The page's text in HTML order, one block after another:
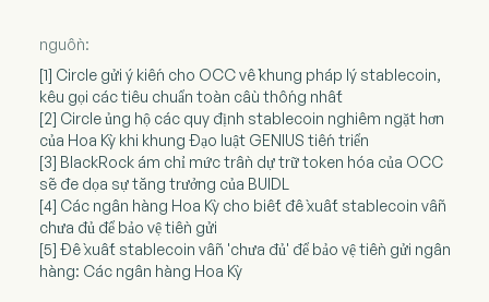
nguồn:
[1] Circle gửi ý kiến cho OCC về khung pháp lý stablecoin,
kêu gọi các tiêu chuẩn toàn cầu thống nhất
[2] Circle ủng hộ các quy định stablecoin nghiêm ngặt hơn
của Hoa Kỳ khi khung Đạo luật GENIUS tiến triển
[3] BlackRock ám chỉ mức trần dự trữ token hóa của OCC
sẽ đe dọa sự tăng trưởng của BUIDL
[4] Các ngân hàng Hoa Kỳ cho biết đề xuất stablecoin vẫn
chưa đủ để bảo vệ tiền gửi
[5] Đề xuất stablecoin vẫn 'chưa đủ' để bảo vệ tiền gửi ngân
hàng: Các ngân hàng Hoa Kỳ